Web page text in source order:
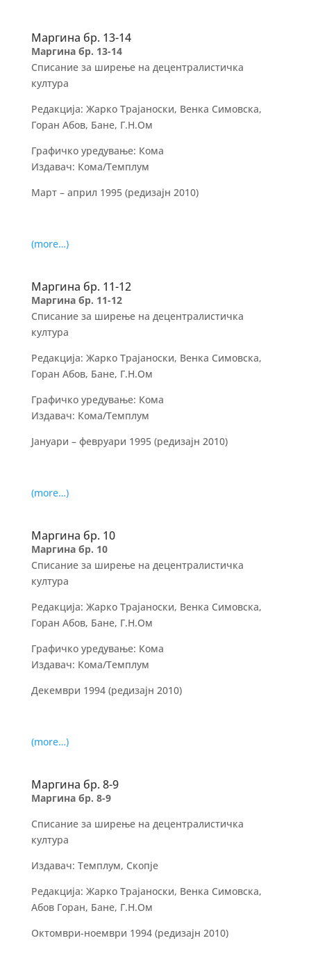
Маргина бр. 13-14
Маргина бр. 13-14
Списание за ширење на децентралистичка
култура
Редакција: Жарко Трајаноски, Венка Симовска,
Горан Абов, Бане, Г.Н.Ом
Графичко уредување: Кома
Издавач: Кома/Темплум
Март – април 1995 (редизајн 2010)
(more…)
Маргина бр. 11-12
Маргина бр. 11-12
Списание за ширење на децентралистичка
култура
Редакција: Жарко Трајаноски, Венка Симовска,
Горан Абов, Бане, Г.Н.Ом
Графичко уредување: Кома
Издавач: Кома/Темплум
Јануари – февруари 1995 (редизајн 2010)
(more…)
Маргина бр. 10
Маргина бр. 10
Списание за ширење на децентралистичка
култура
Редакција: Жарко Трајаноски, Венка Симовска,
Горан Абов, Бане, Г.Н.Ом
Графичко уредување: Кома
Издавач: Кома/Темплум
Декември 1994 (редизајн 2010)
(more…)
Маргина бр. 8-9
Маргина бр. 8-9
Списание за ширење на децентралистичка
култура
Издавач: Темплум, Скопје
Редакција: Жарко Трајаноски, Венка Симовска,
Абов Горан, Бане, Г.Н.Ом
Октомври-ноември 1994(редизајн 2010)